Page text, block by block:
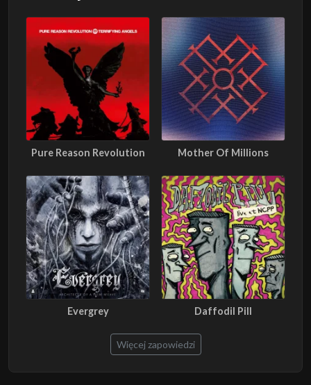
Pure Reason Revolution Mother Of Millions
Evergrey Daffodil Pill
Więcej zapowiedzi